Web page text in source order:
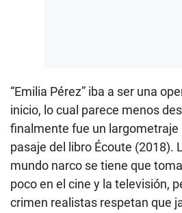
“Emilia Pérez” iba a ser una
inicio, lo cual parece menos
finalmente fue un largometraje
pasaje del libro Écoute (2018).
mundo narco se tiene que
poco en el cine y la televisión,
crimen realistas respetan que